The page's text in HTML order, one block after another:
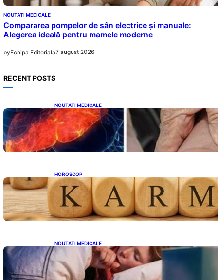
NOUTATI MEDICALE
Compararea pompelor de sân electrice și manuale:
Alegerea ideală pentru mamele moderne
byEchipa Editoriala7 august 2026
RECENT POSTS
NOUTATI MEDICALE
Ficatul Gras: Semnalul Ușor Ignorat de la
Picioare și Importanța Diagnosticării Timpurii
HOROSCOP
Eclipsa și Karma: Impactul Emoțional Asupra
Zodiilor Leu și Vărsător
NOUTATI MEDICALE
Tusea seacă nocturnă: Semnale importante
despre sănătatea inimii tale